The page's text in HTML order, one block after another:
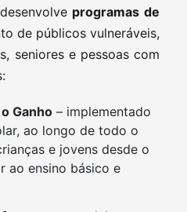
programas de
de públicos vulneráveis,
seniores e pessoas com
Ganho – implementado
ao longo de todo o
e jovens desde o
ao ensino básico e